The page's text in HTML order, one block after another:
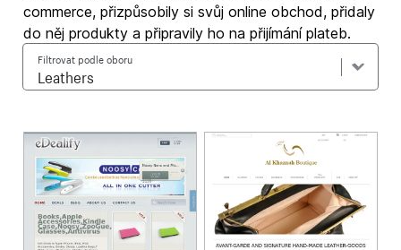
commerce, přizpůsobily si svůj online obchod, přidaly
do něj produkty a připravily ho na přijímání plateb.
Filtrovat podle oboru